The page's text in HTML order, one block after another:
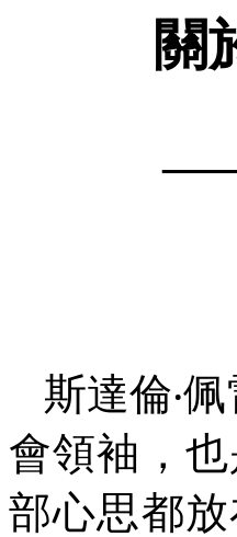
關
斯達倫‧
會領袖，
部心思都